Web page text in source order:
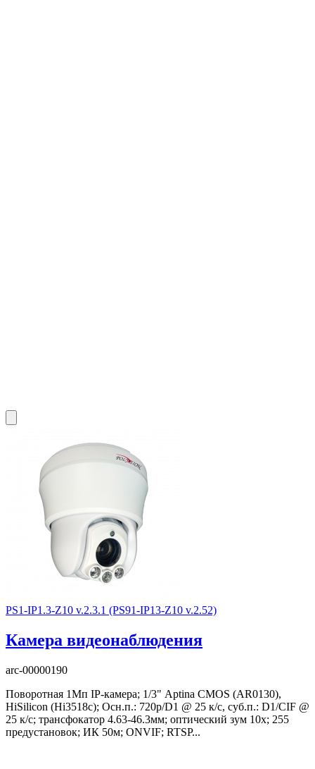
PS1-IP1.3-Z10 v.2.3.1 (PS91-IP13-Z10 v.2.52)
Камера видеонаблюдения
arc-00000190
Поворотная 1Мп IP-камера; 1/3" Aptina CMOS (AR0130),
HiSilicon (Hi3518c); Осн.п.: 720p/D1 @ 25 к/с, суб.п.: D1/CIF @
25 к/с; трансфокатор 4.63-46.3мм; оптический зум 10x; 255
предустановок; ИК 50м; ONVIF; RTSP...